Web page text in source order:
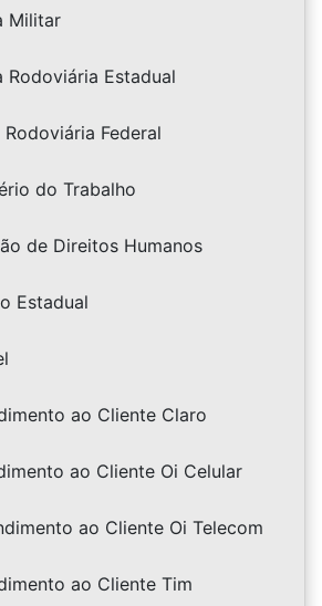
Militar
Rodoviária Estadual
Rodoviária Federal
do Trabalho
de Direitos Humanos
Estadual
ao Cliente Claro
ao Cliente Oi Celular
ao Cliente Oi Telecom
ao Cliente Tim